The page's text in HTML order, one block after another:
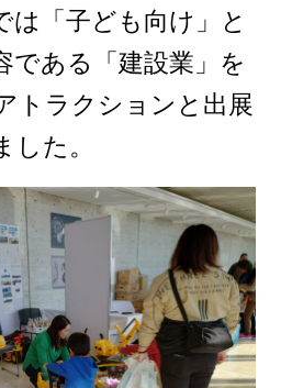
「子ども向け」と
である「建設業」を
トラクションと出展
た。